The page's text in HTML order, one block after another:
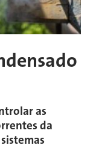
as
da
costuma conter
da tubulação de